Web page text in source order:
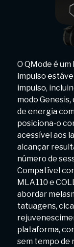
O QMode é
impulso
impulso,
modo
de energia
posiciona-o
acessível aos
alcançar
número de
Compatível
MLA110 e
abordar
tatuagens,
plataforma,
sem tempo de